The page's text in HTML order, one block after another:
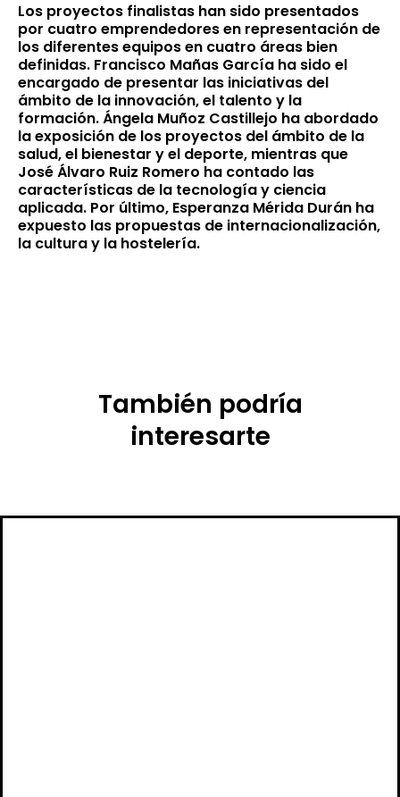
Los proyectos finalistas han sido presentados
por cuatro emprendedores en representación de
los diferentes equipos en cuatro áreas bien
definidas. Francisco Mañas García ha sido el
encargado de presentar las iniciativas del
ámbito de la innovación, el talento y la
formación. Ángela Muñoz Castillejo ha abordado
la exposición de los proyectos del ámbito de la
salud, el bienestar y el deporte, mientras que
José Álvaro Ruiz Romero ha contado las
características de la tecnología y ciencia
aplicada. Por último, Esperanza Mérida Durán ha
expuesto las propuestas de internacionalización,
la cultura y la hostelería.
También podría
interesarte